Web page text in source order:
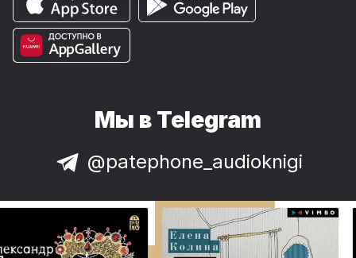
Мы в Telegram
@patephone_audioknigi